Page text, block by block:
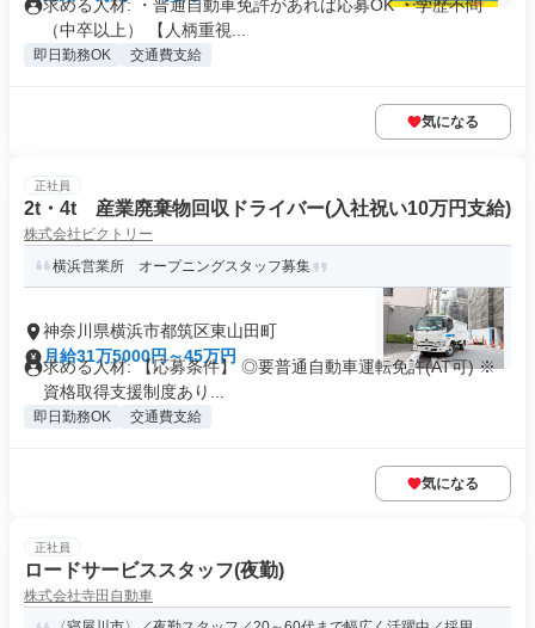
求める人材: ・普通自動車免許があれば応募OK ・学歴不問
（中卒以上） 【人柄重視...
即日勤務OK 交通費支給
気になる
正社員
2t・4t 産業廃棄物回収ドライバー(入社祝い10万円支給)
株式会社ビクトリー
横浜営業所 オープニングスタッフ募集
神奈川県横浜市都筑区東山田町
月給31万5000円～45万円
求める人材: 【応募条件】 ◎要普通自動車運転免許(AT可) ※
資格取得支援制度あり...
即日勤務OK 交通費支給
気になる
正社員
ロードサービススタッフ(夜勤)
株式会社寺田自動車